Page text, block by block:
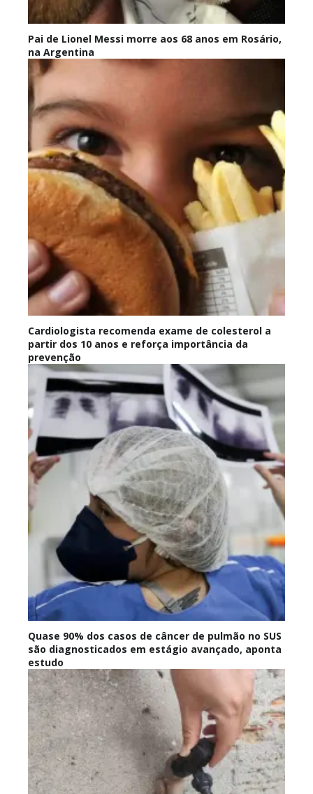
Pai de Lionel Messi morre aos 68 anos em Rosário,
na Argentina
Cardiologista recomenda exame de colesterol a
partir dos 10 anos e reforça importância da
prevenção
Quase 90% dos casos de câncer de pulmão no SUS
são diagnosticados em estágio avançado, aponta
estudo